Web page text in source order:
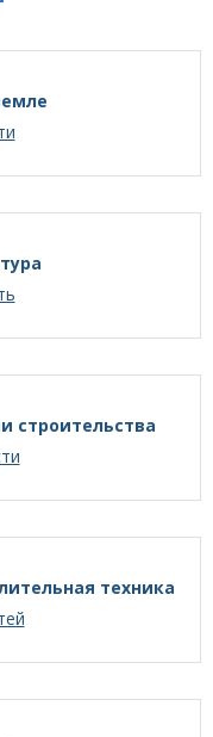
строительства
техника